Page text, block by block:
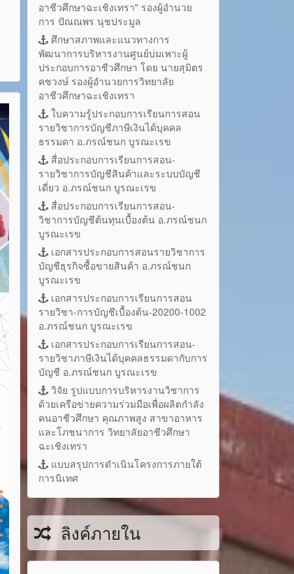
อาชีวศึกษาฉะเชิงเทรา" รองผู้อำนวย
การ ปัณณพร นุชประมูล
ศึกษาสภาพและแนวทางการ
พัฒนาการบริหารงานศูนย์บ่มเพาะผู้
ประกอบการอาชีวศึกษา โดย นายสุมิตร
คชวงษ์ รองผู้อำนวยการวิทยาลัย
อาชีวศึกษาฉะเชิงเทรา
ใบความรู้ประกอบการเรียนการสอน
รายวิชาการบัญชีภาษีเงินได้บุคคล
ธรรมดา อ.ภรณ์ชนก บูรณะเรข
สื่อประกอบการเรียนการสอน-
รายวิชาการบัญชีสินค้าและระบบบัญชี
เดี่ยว อ.ภรณ์ชนก บูรณะเรข
สื่อประกอบการเรียนการสอน-
วิชาการบัญชีต้นทุนเบื้องต้น อ.ภรณ์ชนก
บูรณะเรข
เอกสารประกอบการสอนรายวิชาการ
บัญชีธุรกิจซื้อขายสินค้า อ.ภรณ์ชนก
บูรณะเรข
เอกสารประกอบการเรียนการสอน
รายวิชา-การบัญชีเบื้องต้น-20200-1002
อ.ภรณ์ชนก บูรณะเรข
เอกสารประกอบการเรียนการสอน-
รายวิชาภาษีเงินได้บุคคลธรรมดากับการ
บัญชี อ.ภรณ์ชนก บูรณะเรข
วิจัย รูปแบบการบริหารงานวิชาการ
ด้วยเครือข่ายความร่วมมือเพื่อผลิตกำลัง
คนอาชีวศึกษา คุณภาพสูง สาขาอาหาร
และโภชนาการ วิทยาลัยอาชีวศึกษา
ฉะเชิงเทรา
แบบสรุปการดำเนินโครงการภายใต้
การนิเทศ
ลิงค์ภายใน